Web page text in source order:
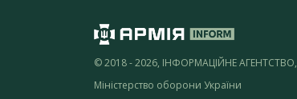
© 2018 - 2026, ІНФОРМАЦІЙНЕ АГЕНТСТВО,
Міністерство оборони України